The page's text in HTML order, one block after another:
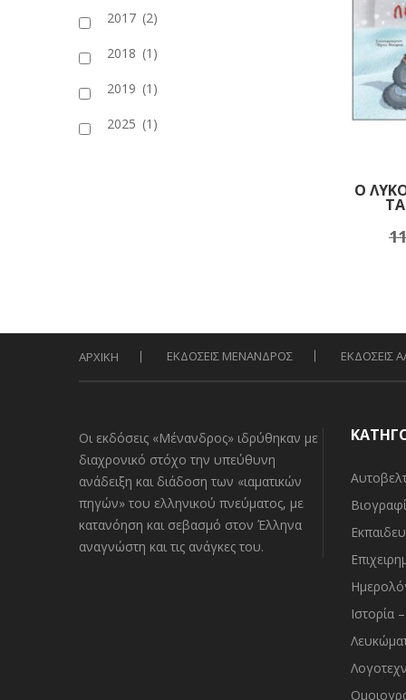
Ο
2017 (2)
2018 (1)
2019 (1)
2025 (1)
ΑΡΧΙΚΗ ΕΚΔΟΣΕΙΣ ΜΕΝΑΝΔΡΟΣ ΕΚΔΟΣΕΙΣ
Οι εκδόσεις «Μένανδρος» ιδρύθηκαν με
διαχρονικό στόχο την υπεύθυνη
ανάδειξη και διάδοση των «ιαματικών
πηγών» του ελληνικού πνεύματος, με
κατανόηση και σεβασμό στον Έλληνα
αναγνώστη και τις ανάγκες του.
Ιστορία